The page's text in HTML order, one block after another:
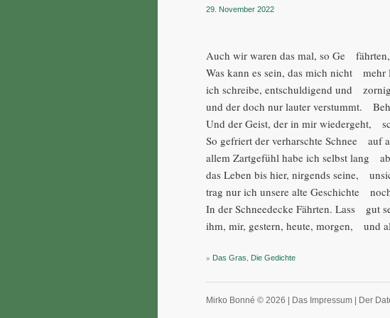
29. November 2022
Auch wir waren das mal, so Ge
Was kann es sein, das mich nicht mehr
ich schreibe, entschuldigend und
und der doch nur lauter verstummt.
Und der Geist, der in mir wiedergeht,
So gefriert der verharschte Schnee auf
allem Zartgefühl habe ich selbst lang
das Leben bis hier, nirgends seine,
trag nur ich unsere alte Geschichte
In der Schneedecke Fährten. Lass gut
ihm, mir, gestern, heute, morgen, und
» Das Gras, Die Gedichte
Mirko Bonné © 2026 | Das Impressum Der